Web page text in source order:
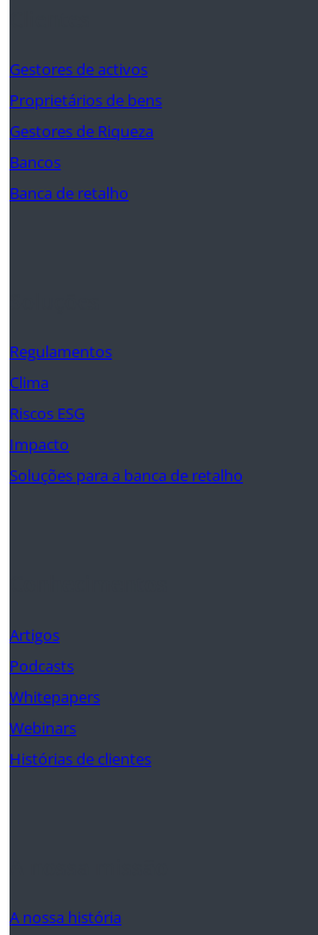
Gestores de activos
Proprietários de bens
Gestores de Riqueza
Bancos
Banca de retalho
Regulamentos
Clima
Riscos ESG
Impacto
Soluções para a banca de retalho
Artigos
Podcasts
Whitepapers
Webinars
Histórias de clientes
A nossa história